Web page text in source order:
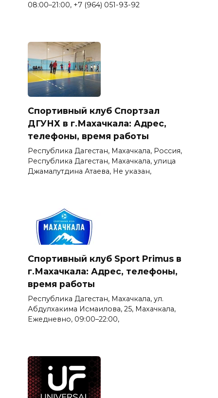
08:00–21:00, +7 (964) 051-93-92
Спортивный клуб Спортзал
ДГУНХ в г.Махачкала: Адрес,
телефоны, время работы
Республика Дагестан, Махачкала, Россия,
Республика Дагестан, Махачкала, улица
Джамалутдина Атаева, Не указан,
Спортивный клуб Sport Primus в
г.Махачкала: Адрес, телефоны,
время работы
Республика Дагестан, Махачкала, ул.
Абдулхакима Исмаилова, 25, Махачкала,
Ежедневно, 09:00–22:00,